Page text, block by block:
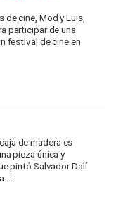
cine, Mod y Luis,
participar de una
festival de cine en
de madera es
pieza única y
pintó Salvador Dalí
...